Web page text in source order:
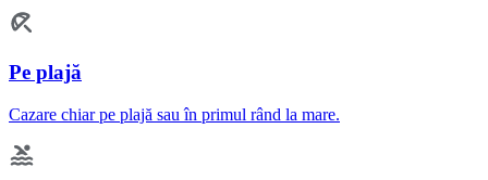
Pe plajă
Cazare chiar pe plajă sau în primul rând la mare.